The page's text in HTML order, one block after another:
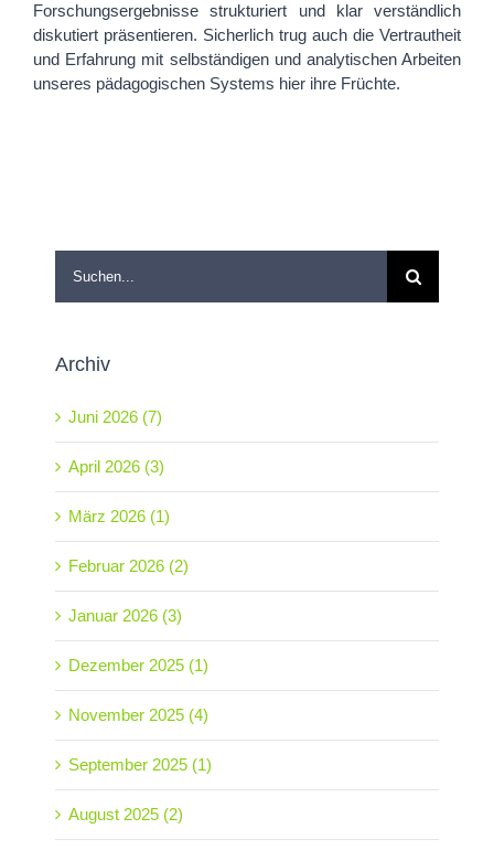
Forschungsergebnisse strukturiert und klar verständlich
diskutiert präsentieren. Sicherlich trug auch die Vertrautheit
und Erfahrung mit selbständigen und analytischen Arbeiten
unseres pädagogischen Systems hier ihre Früchte.
Archiv
Juni 2026 (7)
April 2026 (3)
März 2026 (1)
Februar 2026 (2)
Januar 2026 (3)
Dezember 2025 (1)
November 2025 (4)
September 2025 (1)
August 2025 (2)